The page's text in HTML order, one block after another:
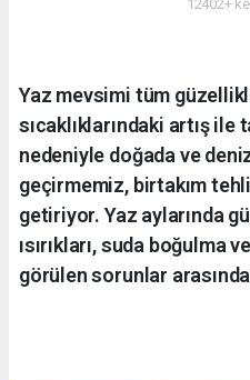
12402+
Yaz mevsimi tüm
sıcaklıklarındaki artış ile
nedeniyle doğada ve
geçirmemiz, birtakım
getiriyor. Yaz aylarında
ısırıkları, suda boğulma
görülen sorunlar